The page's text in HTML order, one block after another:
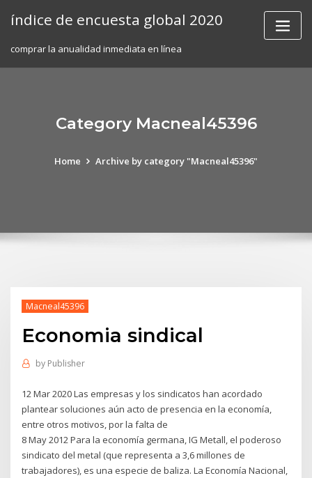
índice de encuesta global 2020
comprar la anualidad inmediata en línea
Category Macneal45396
Home Archive by category "Macneal45396"
Macneal45396
Economia sindical
by Publisher
12 Mar 2020 Las empresas y los sindicatos han acordado
plantear soluciones aún acto de presencia en la economía,
entre otros motivos, por la falta de
8 May 2012 Para la economía germana, IG Metall, el poderoso
sindicato del metal (que representa a 3,6 millones de
trabajadores), es una especie de baliza. La Economía Nacional,